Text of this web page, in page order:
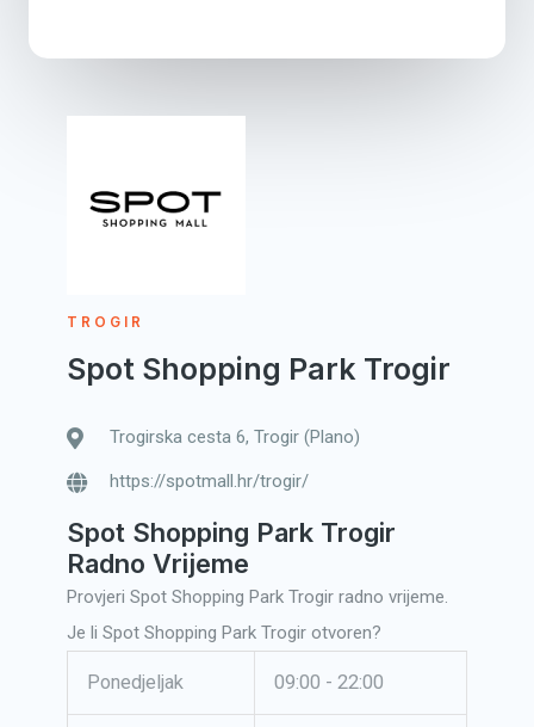
TROGIR
Spot Shopping Park Trogir
Trogirska cesta 6, Trogir (Plano)
https://spotmall.hr/trogir/
Spot Shopping Park Trogir
Radno Vrijeme
Provjeri Spot Shopping Park Trogir radno vrijeme.
Je li Spot Shopping Park Trogir otvoren?
Ponedjeljak 09:00 - 22:00